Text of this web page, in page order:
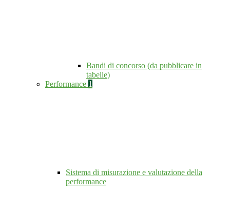
Bandi di concorso (da pubblicare in
tabelle)
Performance 1
Sistema di misurazione e valutazione della
performance